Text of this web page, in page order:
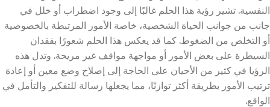
النفسية. تشير رؤية هذا الحلم غالبًا إلى وجود اضطراب أو خلل في
جانب من جوانب الحياة الشخصية، خاصة الأمور المرتبطة بالخصوصية
أو التخلص من الضغوط. كما قد يعكس هذا الحلم شعورًا بفقدان
السيطرة على بعض الأمور أو مواجهة مواقف غير مريحة. وتدل هذه
الرؤيا في كثير من الأحيان على الحاجة إلى إصلاح وضع معين أو إعادة
ترتيب الأمور بطريقة أكثر توازنًا، مما يجعلها رسالة للتفكير والتأمل في
الواقع.